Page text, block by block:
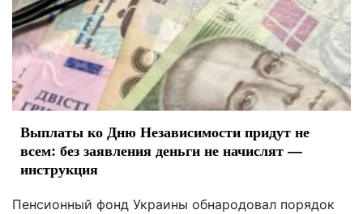
Выплаты ко Дню Независимости придут не
всем: без заявления деньги не начислят —
инструкция
Пенсионный фонд Украины обнародовал порядок